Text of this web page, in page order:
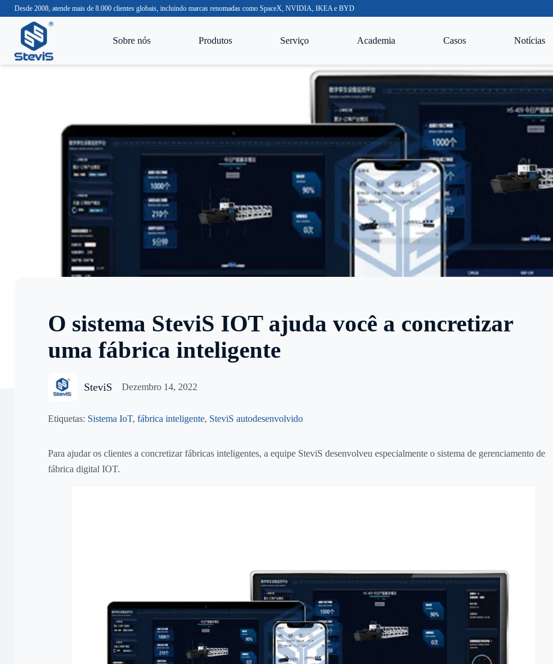
Desde 2008, atende mais de 8.000 clientes globais, incluindo marcas renomadas como SpaceX, NVIDIA, IKEA e BYD
Sobre nós Produtos Serviço Academia Casos Notícias
O sistema SteviS IOT ajuda você a concretizar
uma fábrica inteligente
SteviS Dezembro 14, 2022
Etiquetas: Sistema IoT, fábrica inteligente, SteviS autodesenvolvido
Para ajudar os clientes a concretizar fábricas inteligentes, a equipe SteviS desenvolveu especialmente o sistema de gerenciamento de
fábrica digital IOT.